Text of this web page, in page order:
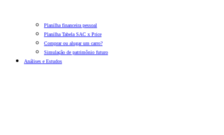
Planilha financeira pessoal
Planilha Tabela SAC x Price
Comprar ou alugar um carro?
Simulação de patrimônio futuro
Análises e Estudos